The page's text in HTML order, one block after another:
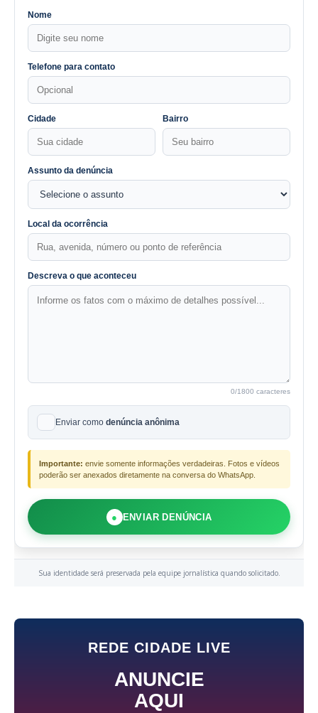
Nome
Telefone para contato
Cidade Bairro
Assunto da denúncia
Local da ocorrência
Descreva o que aconteceu
0/1800 caracteres
Enviar como denúncia anônima
Importante: envie somente informações verdadeiras. Fotos e vídeos
poderão ser anexados diretamente na conversa do WhatsApp.
● ENVIAR DENÚNCIA
Sua identidade será preservada pela equipe jornalística quando solicitado.
REDE CIDADE LIVE
ANUNCIE
AQUI